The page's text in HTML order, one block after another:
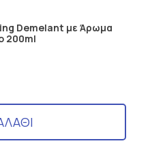
Demelant με Άρωμα
200ml